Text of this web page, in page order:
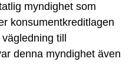
myndighet som
konsumentkreditlagen
till
denna myndighet även